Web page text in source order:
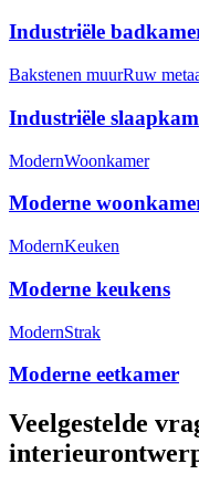
Industriële
Bakstenen muurRuw
Industriële
ModernWoonkamer
Moderne
ModernKeuken
Moderne keukens
ModernStrak
Moderne eetkamer
Veelgestelde